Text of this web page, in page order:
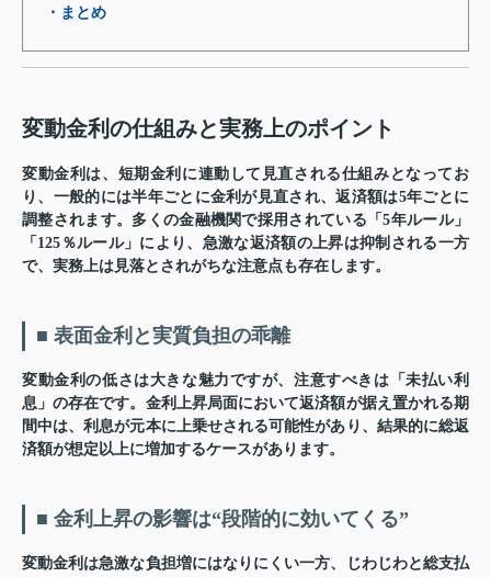
・まとめ
変動金利の仕組みと実務上のポイント
変動金利は、短期金利に連動して見直される仕組みとなってお
り、一般的には半年ごとに金利が見直され、返済額は5年ごとに
調整されます。多くの金融機関で採用されている「5年ルール」
「125％ルール」により、急激な返済額の上昇は抑制される一方
で、実務上は見落とされがちな注意点も存在します。
■ 表面金利と実質負担の乖離
変動金利の低さは大きな魅力ですが、注意すべきは「未払い利
息」の存在です。金利上昇局面において返済額が据え置かれる期
間中は、利息が元本に上乗せされる可能性があり、結果的に総返
済額が想定以上に増加するケースがあります。
■ 金利上昇の影響は“段階的に効いてくる”
変動金利は急激な負担増にはなりにくい一方、じわじわと総支払